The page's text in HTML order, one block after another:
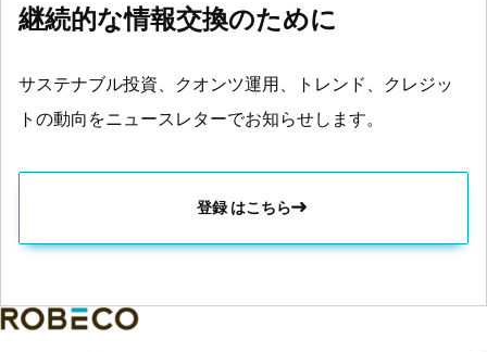
継続的な情報交換のために
サステナブル投資、クオンツ運用、トレンド、クレジッ
トの動向をニュースレターでお知らせします。
登録 はこちら